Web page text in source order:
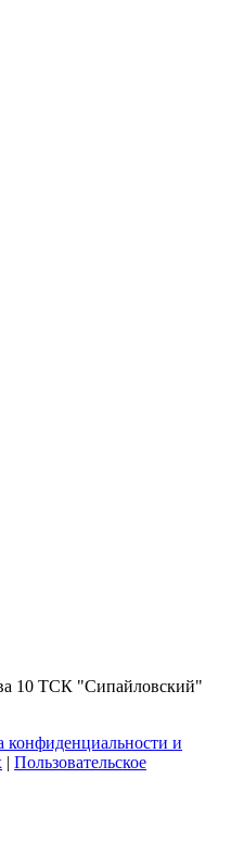
10 ТСК "Сипайловский"
конфиденциальности и
| Пользовательское